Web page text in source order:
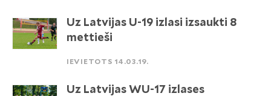
Uz Latvijas U-19 izlasi izsaukti 8
mettieši
IEVIETOTS 14.03.19.
Uz Latvijas WU-17 izlases